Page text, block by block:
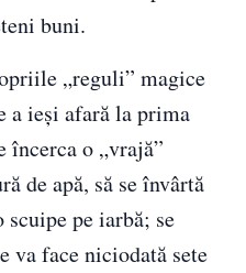
buni.
„reguli” magice
a ieși afară la prima
o „vrajă”
de apă, să se învârtă
pe iarbă; se
va face niciodată sete